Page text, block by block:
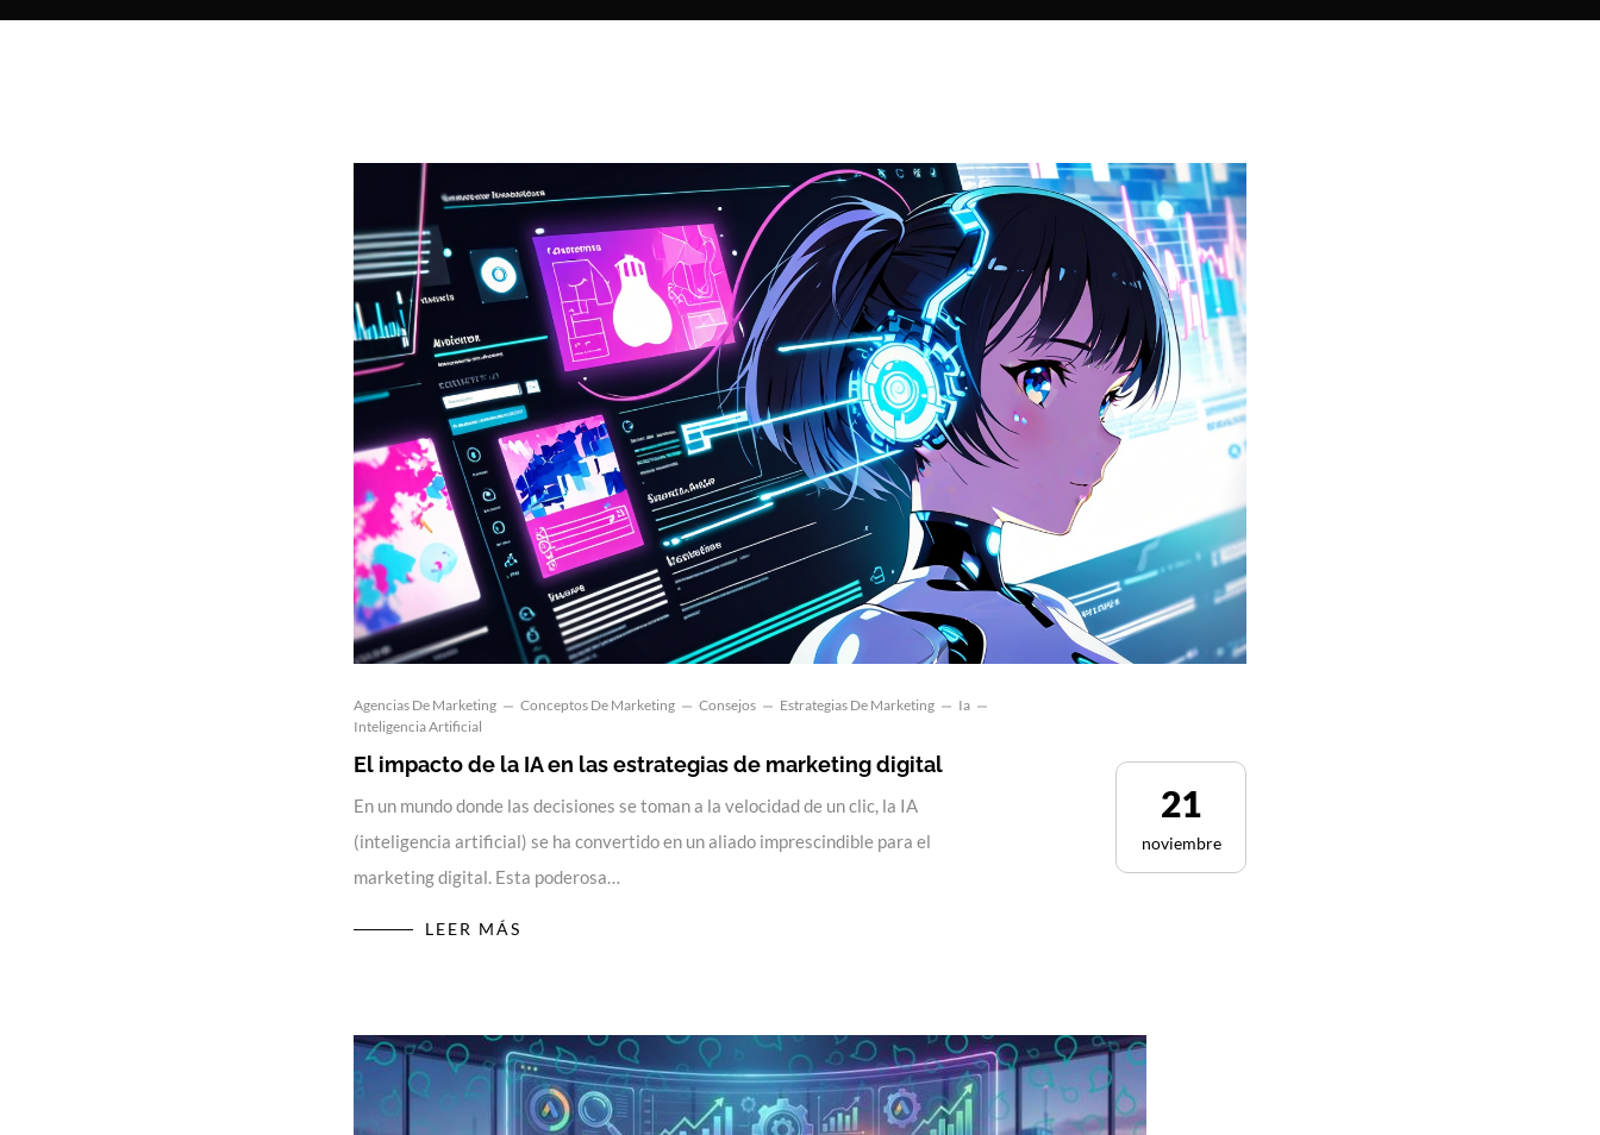
Agencias De Marketing Conceptos De Marketing Consejos Estrategias De Marketing
Ia
Inteligencia Artificial
El impacto de la IA en las estrategias de marketing digital
En un mundo donde las decisiones se toman a la velocidad de un clic, la IA
(inteligencia artificial) se ha convertido en un aliado imprescindible para el
marketing digital. Esta poderosa…
LEER MÁS
21
noviembre